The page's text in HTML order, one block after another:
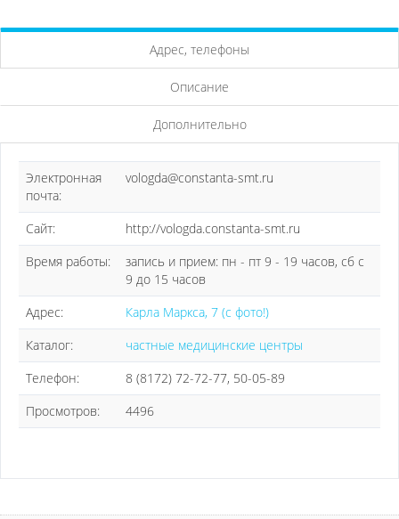
Адрес, телефоны
Описание
Дополнительно
Электронная
почта:
vologda@constanta-smt.ru
Сайт:
http://vologda.constanta-smt.ru
Время работы:
запись и прием: пн - пт 9 - 19 часов, сб с
9 до 15 часов
Адрес:
Карла Маркса, 7 (с фото!)
Каталог:
частные медицинские центры
Телефон:
8 (8172) 72-72-77, 50-05-89
Просмотров:
4496